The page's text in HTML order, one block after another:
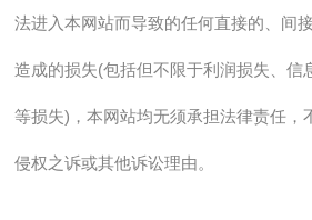
法进入本网站而导致的任何直接的、间
造成的损失(包括但不限于利润损失、信
等损失)，本网站均无须承担法律责任，
侵权之诉或其他诉讼理由。